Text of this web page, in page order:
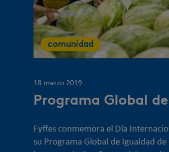
comunidad
18 marzo 2019
Programa Global
Fyffes conmemora el Día
su Programa Global de Igualdad